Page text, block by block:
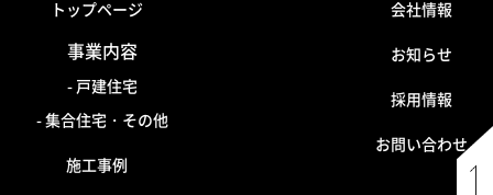
トップページ
事業内容
- 戸建住宅
- 集合住宅・その他
施工事例
会社情報
お知らせ
採用情報
お問い合わせ